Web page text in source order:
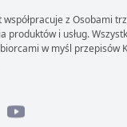
z Osobami
produktów i usług.
w myśl przepisów